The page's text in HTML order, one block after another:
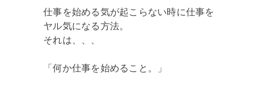
仕事を始める気が起こらない時に仕事を
ヤル気になる方法。
それは、、、
「何か仕事を始めること。」